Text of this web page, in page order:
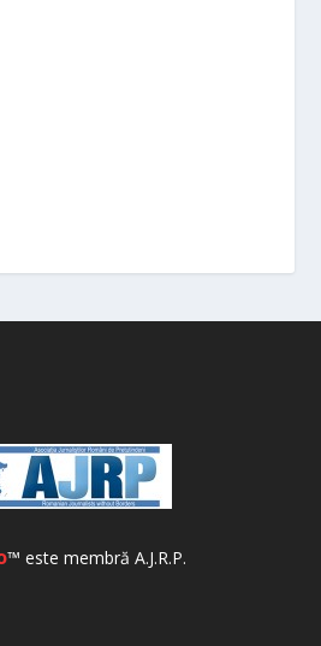
™ este membră A.J.R.P.